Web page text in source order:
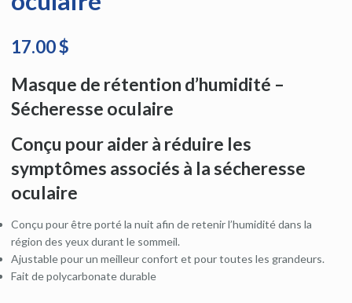
17.00 $
Masque de rétention d’humidité –
Sécheresse oculaire
Conçu pour aider à réduire les
symptômes associés à la sécheresse
oculaire
Conçu pour être porté la nuit afin de retenir l’humidité dans la
région des yeux durant le sommeil.
Ajustable pour un meilleur confort et pour toutes les grandeurs.
Fait de polycarbonate durable